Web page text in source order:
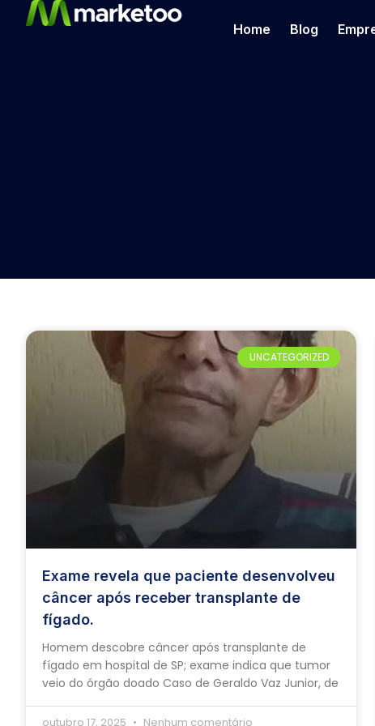
Home Blog
UNCATEGORIZED
Exame revela que paciente desenvolveu
câncer após receber transplante de
fígado.
Homem descobre câncer após transplante de
fígado em hospital de SP; exame indica que tumor
veio do órgão doado Caso de Geraldo Vaz Junior, de
outubro 17, 2025 Nenhum comentário